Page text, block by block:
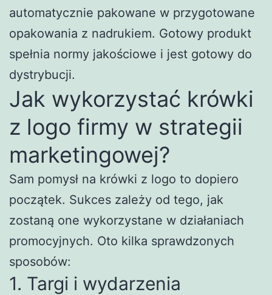
automatycznie pakowane w przygotowane
opakowania z nadrukiem. Gotowy produkt
spełnia normy jakościowe i jest gotowy do
dystrybucji.
Jak wykorzystać krówki
z logo firmy w strategii
marketingowej?
Sam pomysł na krówki z logo to dopiero
początek. Sukces zależy od tego, jak
zostaną one wykorzystane w działaniach
promocyjnych. Oto kilka sprawdzonych
sposobów:
1. Targi i wydarzenia